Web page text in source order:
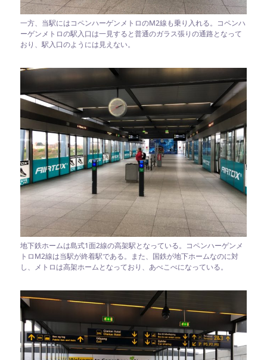
一方、当駅にはコペンハーゲンメトロのM2線も乗り入れる。コペンハ
ーゲンメトロの駅入口は一見すると普通のガラス張りの通路となって
おり、駅入口のようには見えない。
地下鉄ホームは島式1面2線の高架駅となっている。コペンハーゲンメ
トロM2線は当駅が終着駅である。また、国鉄が地下ホームなのに対
し、メトロは高架ホームとなっており、あべこべになっている。